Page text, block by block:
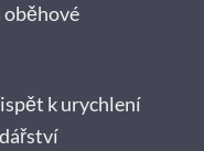
oběhové
k urychlení